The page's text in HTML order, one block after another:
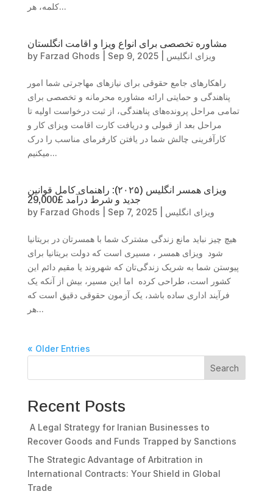
کلمه، هر...
مشاوره تخصصی برای انواع ویزا و اقامت انگلستان
by Farzad Ghods Sep 9, 2025| ویزای انگلیس
راهکارهای جامع حقوقی برای نیازهای مهاجرتی شما امور
پناهندگی و حمایتی ارائه مشاوره محرمانه و تخصصی برای
تمامی مراحل پرونده‌های پناهندگی، از ثبت درخواست اولیه تا
مراحل بعد از قبولی و دریافت کارت اقامت ویزای کار و
کارآفرینی چالش شما در یافتن کارفرمای مناسب را درک
میکنیم...
ویزای همسر انگلیس (۲۰۲۵): راهنمای کامل قوانین
جدید و شرط درآمد £29,000
by Farzad Ghods Sep 7, 2025| ویزای انگلیس
هیچ چیز نباید مانع زندگی مشترک شما با همسرتان در بریتانیا
شود ویزای همسر ، مسیری است که دولت بریتانیا برای
پیوستن شما به شریک زندگی‌تان که شهروند یا مقیم دائم این
کشور است، طراحی کرده اما این مسیر، بیش از آنکه یک
فرآیند اداری ساده باشد، یک آزمون حقوقی دقیق است که
هر...
« Older Entries
Search
Recent Posts
A Legal Strategy for Iranian Businesses to
Recover Goods and Funds Trapped by Sanctions
The Strategic Advantage of Arbitration in
International Contracts: Your Shield in Global
Trade